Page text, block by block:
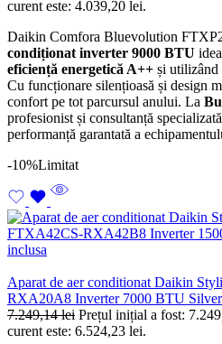
curent este: 4.039,20 lei.
Daikin Comfora Bluevolution
condiționat inverter 9000 BTU
eficiență energetică A++ și
Cu funcționare silențioasă și design
confort pe tot parcursul anului. La
profesionist și consultanță
performanță garantată a
-10%Limitat
Aparat de aer conditionat Daikin
RXA20A8 Inverter 7000 BTU Silver
7.249,14lei Prețul inițial a fost:
curent este: 6.524,23 lei.